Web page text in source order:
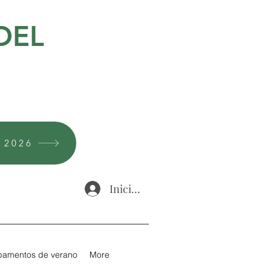
Iniciar sesión
de verano More